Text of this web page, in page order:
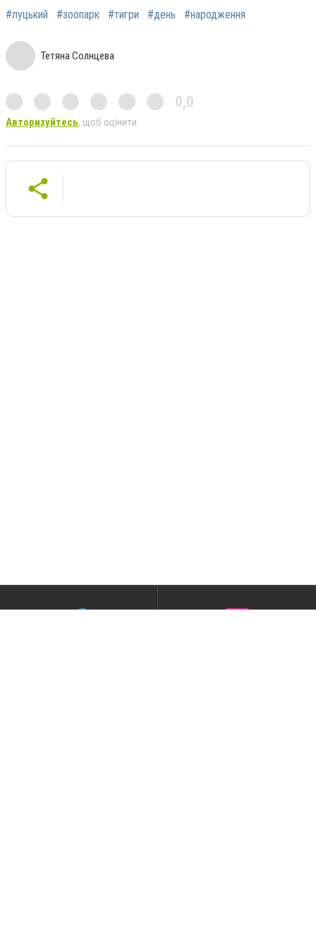
#луцький #зоопарк #тигри #день #народження
Тетяна Солнцева
0,0
Авторизуйтесь, щоб оцінити